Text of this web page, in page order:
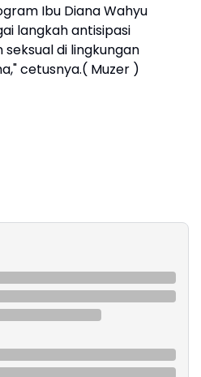
Ibu Diana Wahyu
langkah antisipasi
di lingkungan
cetusnya.( Muzer )